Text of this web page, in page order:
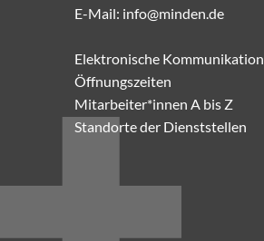
E-Mail: info@minden.de
Elektronische Kommunikation
Öffnungszeiten
Mitarbeiter*innen A bis Z
Standorte der Dienststellen